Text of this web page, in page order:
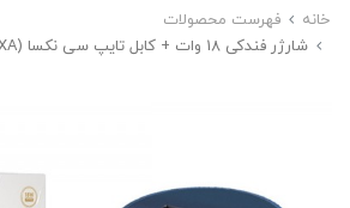
خانه
فهرست محصولات
شارژر فندکی 18 وات + کابل تایپ سی نکسا (NEXA) مدل R218C